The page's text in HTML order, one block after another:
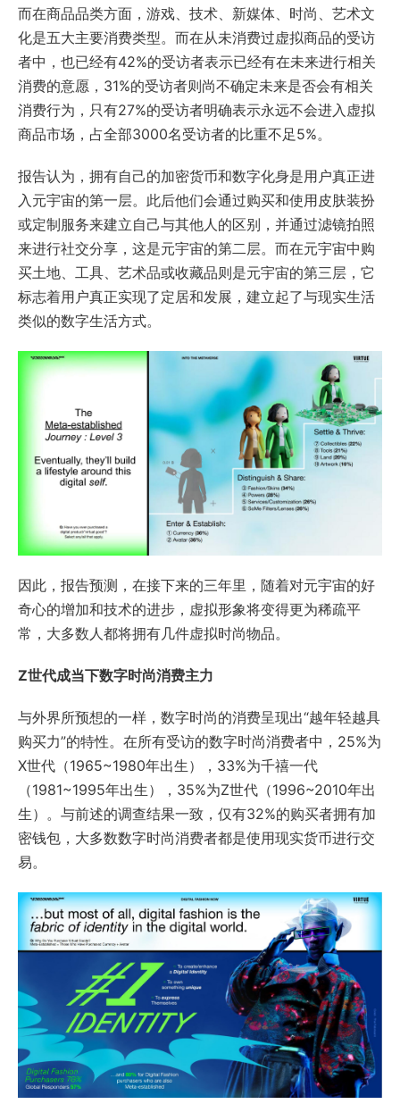
而在商品品类方面，游戏、技术、新媒体、时尚、艺术文
化是五大主要消费类型。而在从未消费过虚拟商品的受访
者中，也已经有42%的受访者表示已经有在未来进行相关
消费的意愿，31%的受访者则尚不确定未来是否会有相关
消费行为，只有27%的受访者明确表示永远不会进入虚拟
商品市场，占全部3000名受访者的比重不足5%。
报告认为，拥有自己的加密货币和数字化身是用户真正进
入元宇宙的第一层。此后他们会通过购买和使用皮肤装扮
或定制服务来建立自己与其他人的区别，并通过滤镜拍照
来进行社交分享，这是元宇宙的第二层。而在元宇宙中购
买土地、工具、艺术品或收藏品则是元宇宙的第三层，它
标志着用户真正实现了定居和发展，建立起了与现实生活
类似的数字生活方式。
因此，报告预测，在接下来的三年里，随着对元宇宙的好
奇心的增加和技术的进步，虚拟形象将变得更为稀疏平
常，大多数人都将拥有几件虚拟时尚物品。
Z世代成当下数字时尚消费主力
与外界所预想的一样，数字时尚的消费呈现出“越年轻越具
购买力”的特性。在所有受访的数字时尚消费者中，25%为
X世代（1965~1980年出生），33%为千禧一代
（1981~1995年出生），35%为Z世代（1996~2010年出
生）。与前述的调查结果一致，仅有32%的购买者拥有加
密钱包，大多数数字时尚消费者都是使用现实货币进行交
易。